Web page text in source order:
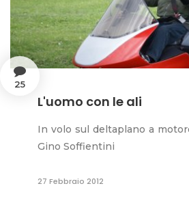
25
L'uomo con le ali
In volo sul deltaplano a
Gino Soffientini
27 Febbraio 2012